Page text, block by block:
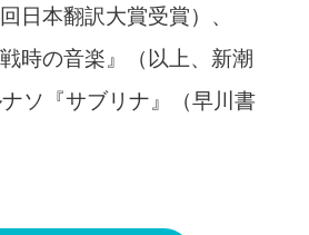
日本翻訳大賞受賞）、
時の音楽』（以上、新潮
ソ『サブリナ』（早川書